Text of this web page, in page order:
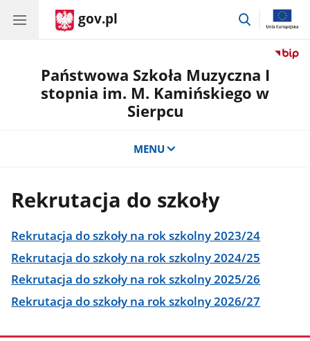
gov.pl
przejdź
Państwowa Szkoła Muzyczna I
stopnia im. M. Kamińskiego w
Sierpcu
MENU
Rekrutacja do szkoły
Rekrutacja do szkoły na rok szkolny 2023/24
Rekrutacja do szkoły na rok szkolny 2024/25
Rekrutacja do szkoły na rok szkolny 2025/26
Rekrutacja do szkoły na rok szkolny 2026/27